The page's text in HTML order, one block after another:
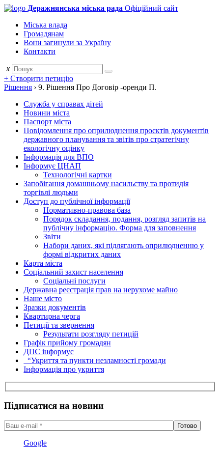
Деражнянська міська рада Офіційний сайт
Міська влада
Громадянам
Вони загинули за Україну
Контакти
x
+ Створити петицію
Рішення › 9. Рішення Про Договір -оренди П.
Служба у справах дітей
Новини міста
Паспорт міста
Повідомлення про оприлюднення проєктів документів
державного планування та звітів про стратегічну
екологічну оцінку
Інформація для ВПО
Інформує ЦНАП
Технологічні картки
Запобігання домашньому насильству та протидія
торгівлі людьми
Доступ до публічної інформації
Нормативно-правова база
Порядок складання, подання, розгляд запитів на
публічну інформацію. Форма для заповнення
Звіти
Набори даних, які підлягають оприлюдненню у
формі відкритих даних
Карта міста
Соціальний захист населення
Соціальні послуги
Державна реєстрація прав на нерухоме майно
Наше місто
Зразки документів
Квартирна черга
Петиції та звернення
Результати розгляду петицій
Графік прийому громадян
ДПС інформує
“Укриття та пункти незламності громади
Інформація про укриття
Підписатися на новини
Google